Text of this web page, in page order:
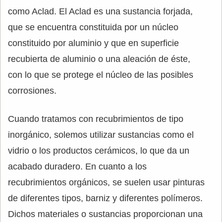
como Aclad. El Aclad es una sustancia forjada,
que se encuentra constituida por un núcleo
constituido por aluminio y que en superficie
recubierta de aluminio o una aleación de éste,
con lo que se protege el núcleo de las posibles
corrosiones.
Cuando tratamos con recubrimientos de tipo
inorgánico, solemos utilizar sustancias como el
vidrio o los productos cerámicos, lo que da un
acabado duradero. En cuanto a los
recubrimientos orgánicos, se suelen usar pinturas
de diferentes tipos, barniz y diferentes polímeros.
Dichos materiales o sustancias proporcionan una